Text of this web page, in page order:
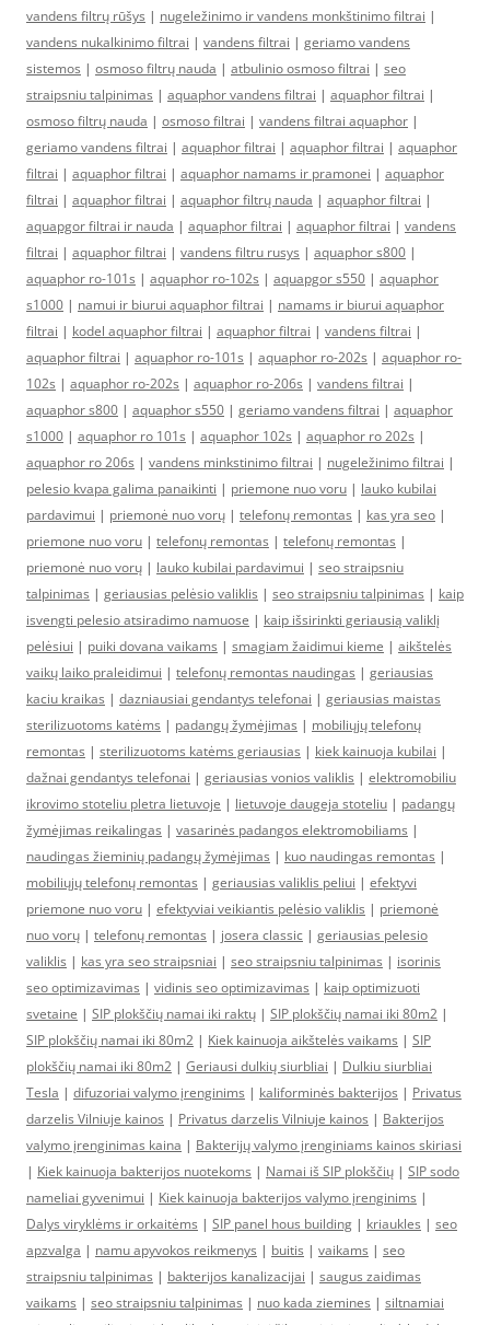
vandens filtrų rūšys | nugeležinimo ir vandens monkštinimo filtrai |
vandens nukalkinimo filtrai | vandens filtrai | geriamo vandens
sistemos | osmoso filtrų nauda | atbulinio osmoso filtrai | seo
straipsniu talpinimas | aquaphor vandens filtrai | aquaphor filtrai |
osmoso filtrų nauda | osmoso filtrai | vandens filtrai aquaphor |
geriamo vandens filtrai | aquaphor filtrai | aquaphor filtrai | aquaphor
filtrai | aquaphor filtrai | aquaphor namams ir pramonei | aquaphor
filtrai | aquaphor filtrai | aquaphor filtrų nauda | aquaphor filtrai |
aquapgor filtrai ir nauda | aquaphor filtrai | aquaphor filtrai | vandens
filtrai | aquaphor filtrai | vandens filtru rusys | aquaphor s800 |
aquaphor ro-101s | aquaphor ro-102s | aquapgor s550 | aquaphor
s1000 | namui ir biurui aquaphor filtrai | namams ir biurui aquaphor
filtrai | kodel aquaphor filtrai | aquaphor filtrai | vandens filtrai |
aquaphor filtrai | aquaphor ro-101s | aquaphor ro-202s | aquaphor ro-
102s | aquaphor ro-202s | aquaphor ro-206s | vandens filtrai |
aquaphor s800 | aquaphor s550 | geriamo vandens filtrai | aquaphor
s1000 | aquaphor ro 101s | aquaphor 102s | aquaphor ro 202s |
aquaphor ro 206s | vandens minkstinimo filtrai | nugeležinimo filtrai |
pelesio kvapa galima panaikinti | priemone nuo voru | lauko kubilai
pardavimui | priemonė nuo vorų | telefonų remontas | kas yra seo |
priemone nuo voru | telefonų remontas | telefonų remontas |
priemonė nuo vorų | lauko kubilai pardavimui | seo straipsniu
talpinimas | geriausias pelėsio valiklis | seo straipsniu talpinimas | kaip
isvengti pelesio atsiradimo namuose | kaip išsirinkti geriausią valiklį
pelėsiui | puiki dovana vaikams | smagiam žaidimui kieme | aikštelės
vaikų laiko praleidimui | telefonų remontas naudingas | geriausias
kaciu kraikas | dazniausiai gendantys telefonai | geriausias maistas
sterilizuotoms katėms | padangų žymėjimas | mobiliųjų telefonų
remontas | sterilizuotoms katėms geriausias | kiek kainuoja kubilai |
dažnai gendantys telefonai | geriausias vonios valiklis | elektromobiliu
ikrovimo stoteliu pletra lietuvoje | lietuvoje daugeja stoteliu | padangų
žymėjimas reikalingas | vasarinės padangos elektromobiliams |
naudingas žieminių padangų žymėjimas | kuo naudingas remontas |
mobiliųjų telefonų remontas | geriausias valiklis peliui | efektyvi
priemone nuo voru | efektyviai veikiantis pelėsio valiklis | priemonė
nuo vorų | telefonų remontas | josera classic | geriausias pelesio
valiklis | kas yra seo straipsniai | seo straipsniu talpinimas | isorinis
seo optimizavimas | vidinis seo optimizavimas | kaip optimizuoti
svetaine | SIP plokščių namai iki raktų | SIP plokščių namai iki 80m2 |
SIP plokščių namai iki 80m2 | Kiek kainuoja aikštelės vaikams | SIP
plokščių namai iki 80m2 | Geriausi dulkių siurbliai | Dulkiu siurbliai
Tesla | difuzoriai valymo įrenginims | kaliforminės bakterijos | Privatus
darzelis Vilniuje kainos | Privatus darzelis Vilniuje kainos | Bakterijos
valymo įrenginimas kaina | Bakterijų valymo įrenginiams kainos skiriasi
| Kiek kainuoja bakterijos nuotekoms | Namai iš SIP plokščių | SIP sodo
nameliai gyvenimui | Kiek kainuoja bakterijos valymo įrenginims |
Dalys viryklėms ir orkaitėms | SIP panel hous building | kriaukles | seo
apzvalga | namu apyvokos reikmenys | buitis | vaikams | seo
straipsniu talpinimas | bakterijos kanalizacijai | saugus zaidimas
vaikams | seo straipsniu talpinimas | nuo kada ziemines | siltnamiai